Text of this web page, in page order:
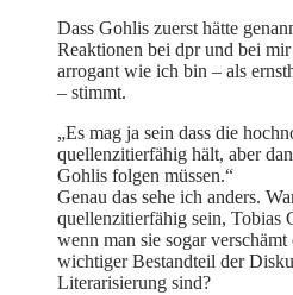
Dass Gohlis zuerst hätte
Reaktionen bei dpr und bei
arrogant wie ich bin – als
– stimmt.
„Es mag ja sein dass die
quellenzitierfähig hält, aber
Gohlis folgen müssen.“
Genau das sehe ich anders.
quellenzitierfähig sein, Tobias
wenn man sie sogar
wichtiger Bestandteil der
Literarisierung sind?